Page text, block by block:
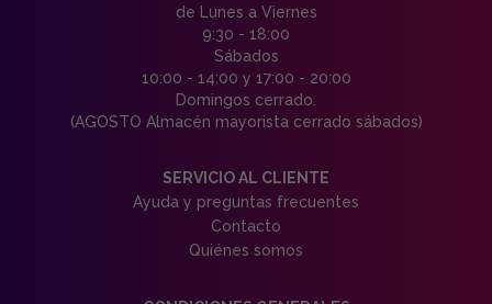
de Lunes a Viernes
9:30 - 18:00
Sábados
10:00 - 14:00 y 17:00 - 20:00
Domingos cerrado.
(AGOSTO Almacén mayorista cerrado sábados)
SERVICIO AL CLIENTE
Ayuda y preguntas frecuentes
Contacto
Quiénes somos